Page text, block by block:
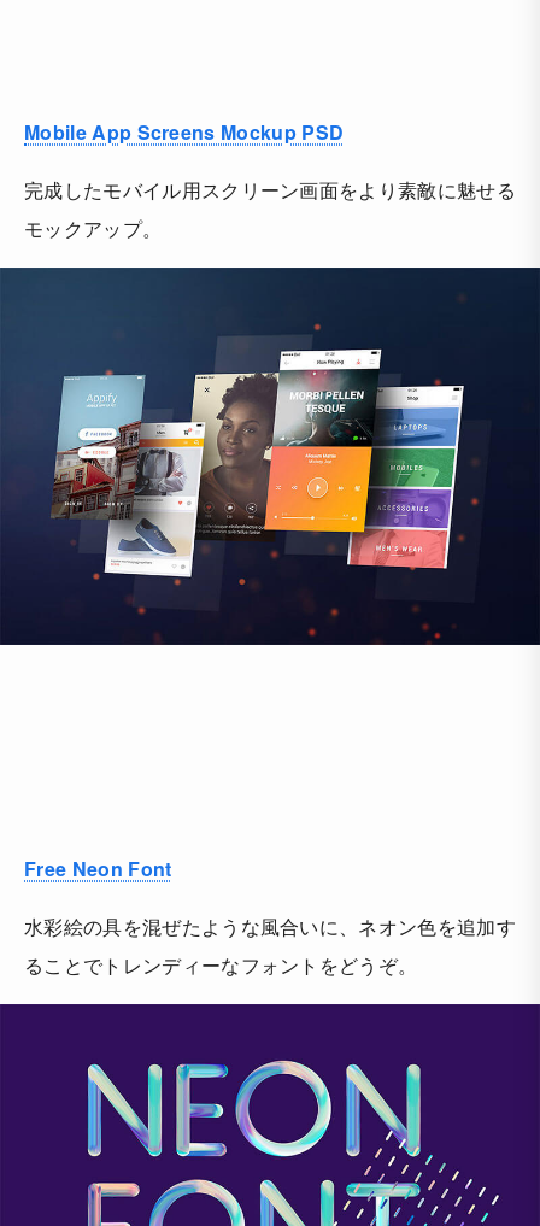
Mobile App Screens Mockup PSD
完成したモバイル用スクリーン画面をより素敵に魅せる
モックアップ。
Free Neon Font
水彩絵の具を混ぜたような風合いに、ネオン色を追加す
ることでトレンディーなフォントをどうぞ。